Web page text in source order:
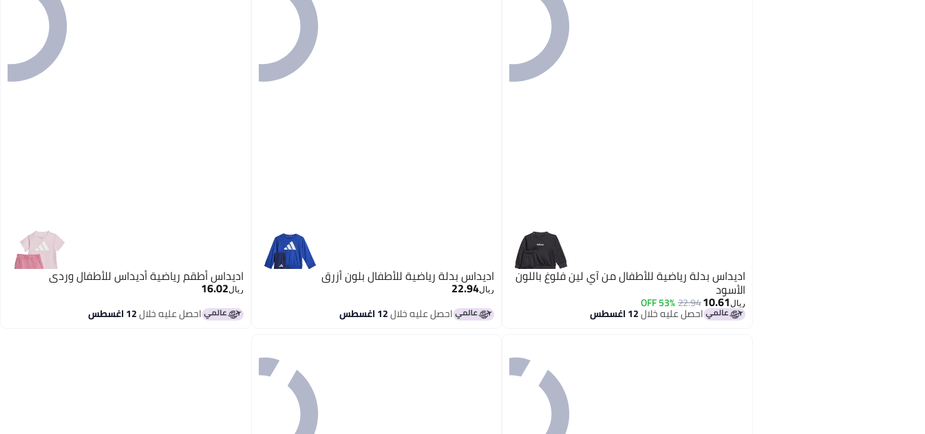
اديداس بدلة رياضية للأطفال من آي لين فلوغ باللون
الأسود
ريال 10.61
22.94
53% OFF
احصل عليه خلال12 اغسطس
اديداس بدلة رياضية للأطفال بلون أزرق
ريال22.94
احصل عليه خلال12 اغسطس
اديداس أطقم رياضية أديداس للأطفال وردي
ريال16.02
احصل عليه خلال12 اغسطس